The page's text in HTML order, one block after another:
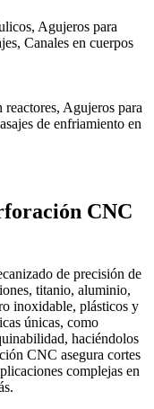
Agujeros para
Canales en cuerpos
reactores, Agujeros para
de enfriamiento en
CNC
de precisión de
titanio, aluminio,
inoxidable, plásticos y
únicas, como
haciéndolos
CNC asegura cortes
complejas en